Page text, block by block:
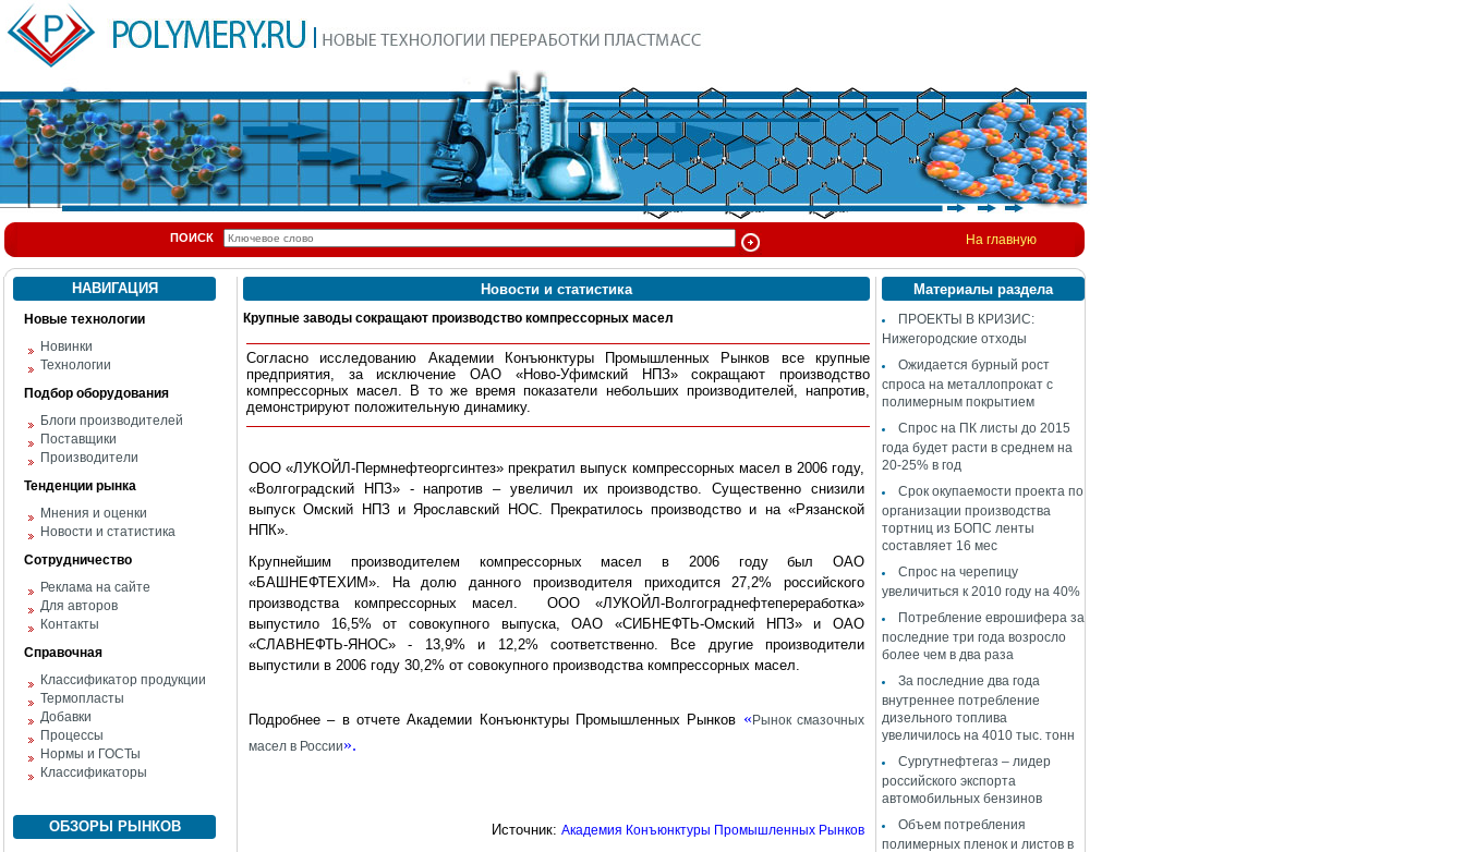
ПОИСК На главную
НАВИГАЦИЯ
Новые технологии
Новинки
Технологии
Подбор оборудования
Блоги производителей
Поставщики
Производители
Тенденции рынка
Мнения и оценки
Новости и статистика
Сотрудничество
Реклама на сайте
Для авторов
Контакты
Справочная
Классификатор продукции
Термопласты
Добавки
Процессы
Нормы и ГОСТы
Классификаторы
ОБЗОРЫ РЫНКОВ
Новости и статистика
Крупные заводы сокращают производство компрессорных масел
Согласно исследованию Академии Конъюнктуры Промышленных Рынков все крупные
предприятия, за исключение ОАО «Ново-Уфимский НПЗ» сокращают производство
компрессорных масел. В то же время показатели небольших производителей, напротив,
демонстрируют положительную динамику.
ООО «ЛУКОЙЛ-Пермнефтеоргсинтез» прекратил выпуск компрессорных масел в 2006 году,
«Волгоградский НПЗ» - напротив – увеличил их производство. Существенно снизили
выпуск Омский НПЗ и Ярославский НОС. Прекратилось производство и на «Рязанской
НПК».
Крупнейшим производителем компрессорных масел в 2006 году был ОАО
«БАШНЕФТЕХИМ». На долю данного производителя приходится 27,2% российского
производства компрессорных масел. ООО «ЛУКОЙЛ-Волгограднефтепереработка»
выпустило 16,5% от совокупного выпуска, ОАО «СИБНЕФТЬ-Омский НПЗ» и ОАО
«СЛАВНЕФТЬ-ЯНОС» - 13,9% и 12,2% соответственно. Все другие производители
выпустили в 2006 году 30,2% от совокупного производства компрессорных масел.
Подробнее – в отчете Академии Конъюнктуры Промышленных Рынков « Рынок смазочных
масел в России».
Источник: Академия Конъюнктуры Промышленных Рынков
Материалы раздела
ПРОЕКТЫ В КРИЗИС:
Нижегородские отходы
Ожидается бурный рост
спроса на металлопрокат с
полимерным покрытием
Спрос на ПК листы до 2015
года будет расти в среднем на
20-25% в год
Срок окупаемости проекта по
организации производства
тортниц из БОПС ленты
составляет 16 мес
Спрос на черепицу
увеличиться к 2010 году на 40%
Потребление еврошифера за
последние три года возросло
более чем в два раза
За последние два года
внутреннее потребление
дизельного топлива
увеличилось на 4010 тыс. тонн
Сургутнефтегаз – лидер
российского экспорта
автомобильных бензинов
Объем потребления
полимерных пленок и листов в